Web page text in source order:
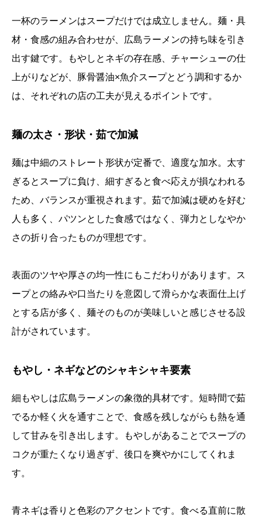
一杯のラーメンはスープだけでは成立しません。麺・具
材・食感の組み合わせが、広島ラーメンの持ち味を引き
出す鍵です。もやしとネギの存在感、チャーシューの仕
上がりなどが、豚骨醤油×魚介スープとどう調和するか
は、それぞれの店の工夫が見えるポイントです。
麺の太さ・形状・茹で加減
麺は中細のストレート形状が定番で、適度な加水。太す
ぎるとスープに負け、細すぎると食べ応えが損なわれる
ため、バランスが重視されます。茹で加減は硬めを好む
人も多く、パツンとした食感ではなく、弾力としなやか
さの折り合ったものが理想です。
表面のツヤや厚さの均一性にもこだわりがあります。ス
ープとの絡みや口当たりを意図して滑らかな表面仕上げ
とする店が多く、麺そのものが美味しいと感じさせる設
計がされています。
もやし・ネギなどのシャキシャキ要素
細もやしは広島ラーメンの象徴的具材です。短時間で茹
でるか軽く火を通すことで、食感を残しながらも熱を通
して甘みを引き出します。もやしがあることでスープの
コクが重たくなり過ぎず、後口を爽やかにしてくれま
す。
青ネギは香りと色彩のアクセントです。食べる直前に散